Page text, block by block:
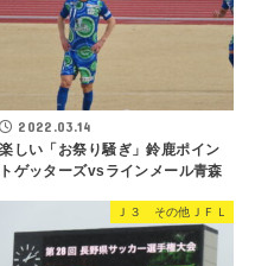
2022.03.14
楽しい「お祭り騒ぎ」鈴鹿ポイン
トゲッターズvsラインメール青森
Ｊ３ その他ＪＦＬ